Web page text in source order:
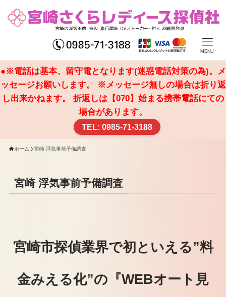
MENU
●※電話は基本、留守電となります(迷惑電話対策の為)。メ
ッセージお願いします。 ※メッセージ無しの場合は折り返
し出来かねます。 折返しは【070】始まる携帯電話にての
場合があります。
TEL: 0985-71-3188
ホーム 宮崎 浮気事前予備調査
宮崎 浮気事前予備調査
宮崎市探偵業界で初といえる”料
金みえる化”の『WEBオート見